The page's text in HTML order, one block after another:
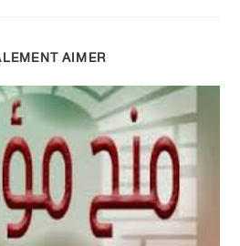
AIMER